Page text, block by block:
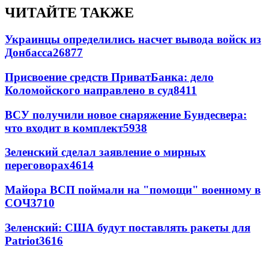
ЧИТАЙТЕ ТАКЖЕ
Украинцы определились насчет вывода войск из
Донбасса26877
Присвоение средств ПриватБанка: дело
Коломойского направлено в суд8411
ВСУ получили новое снаряжение Бундесвера:
что входит в комплект5938
Зеленский сделал заявление о мирных
переговорах4614
Майора ВСП поймали на "помощи" военному в
СОЧ3710
Зеленский: США будут поставлять ракеты для
Patriot3616